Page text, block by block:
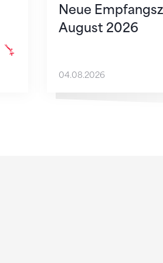
Neue
August 2026
04.08.2026